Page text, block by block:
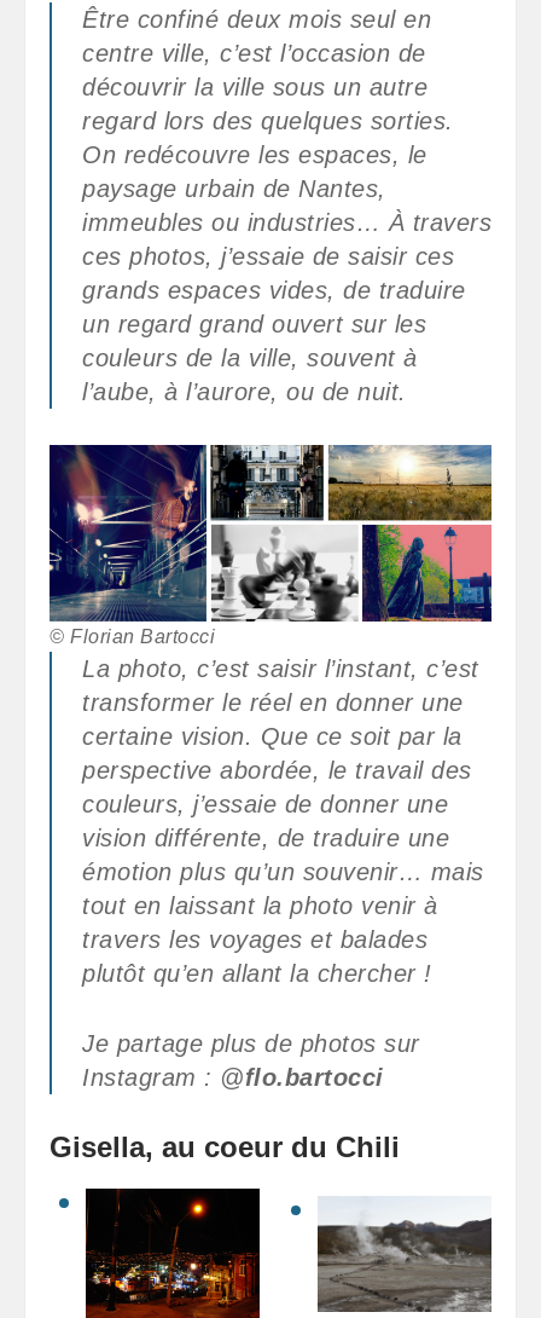
Être confiné deux mois seul en
centre ville, c’est l’occasion de
découvrir la ville sous un autre
regard lors des quelques sorties.
On redécouvre les espaces, le
paysage urbain de Nantes,
immeubles ou industries… À travers
ces photos, j’essaie de saisir ces
grands espaces vides, de traduire
un regard grand ouvert sur les
couleurs de la ville, souvent à
l’aube, à l’aurore, ou de nuit.
© Florian Bartocci
La photo, c’est saisir l’instant, c’est
transformer le réel en donner une
certaine vision. Que ce soit par la
perspective abordée, le travail des
couleurs, j’essaie de donner une
vision différente, de traduire une
émotion plus qu’un souvenir… mais
tout en laissant la photo venir à
travers les voyages et balades
plutôt qu’en allant la chercher !
Je partage plus de photos sur
Instagram : @flo.bartocci
Gisella, au coeur du Chili